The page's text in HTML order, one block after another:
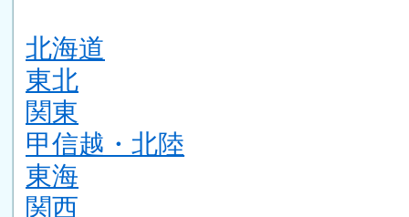
北海道
東北
関東
甲信越・北陸
東海
関西